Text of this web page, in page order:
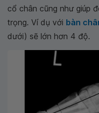
cổ chân cũng như giúp
trọng. Ví dụ với bàn
dưới) sẽ lớn hơn 4 độ.